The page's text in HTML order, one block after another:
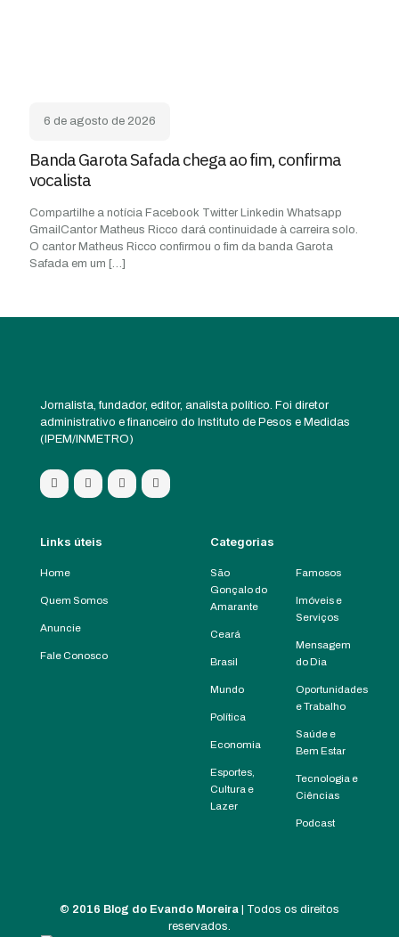
6 de agosto de 2026
Banda Garota Safada chega ao fim, confirma
vocalista
Compartilhe a notícia Facebook Twitter Linkedin Whatsapp
GmailCantor Matheus Ricco dará continuidade à carreira solo.
O cantor Matheus Ricco confirmou o fim da banda Garota
Safada em um […]
Jornalista, fundador, editor, analista político. Foi diretor
administrativo e financeiro do Instituto de Pesos e Medidas
(IPEM/INMETRO)
Links úteis
Home
Quem Somos
Anuncie
Fale Conosco
Categorias
São
Gonçalo do
Amarante
Ceará
Brasil
Mundo
Política
Economia
Esportes,
Cultura e
Lazer
Famosos
Imóveis e
Serviços
Mensagem
do Dia
Oportunidades
e Trabalho
Saúde e
Bem Estar
Tecnologia e
Ciências
Podcast
© 2016 Blog do Evando Moreira | Todos os direitos
reservados.